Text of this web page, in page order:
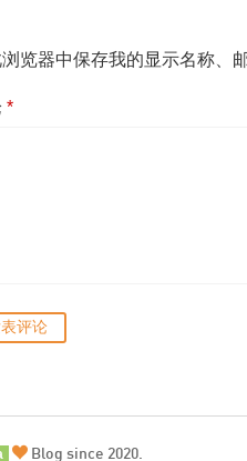
览器中保存我的显示名称、
*
Blog since 2020.